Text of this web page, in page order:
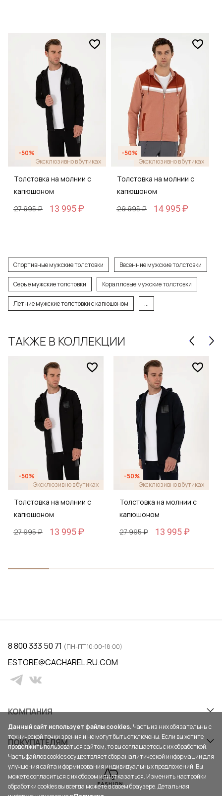
-50%
Эксклюзивно в бутиках
Толстовка на молнии с
капюшоном
27 995 ₽
13 995 ₽
-50%
Эксклюзивно в бутиках
Толстовка на молнии с
капюшоном
29 995 ₽
14 995 ₽
Спортивные мужские толстовки Весенние мужские толстовки
Серые мужские толстовки Коралловые мужские толстовки
Летние мужские толстовки с капюшоном ...
ТАКЖЕ В КОЛЛЕКЦИИ
-50%
Эксклюзивно в бутиках
Толстовка на молнии с
капюшоном
27 995 ₽
13 995 ₽
-50%
Эксклюзивно в бутиках
Толстовка на молнии с
капюшоном
27 995 ₽
13 995 ₽
КОМПАНИЯ
ПОКУПАТЕЛЯМ
8 800 333 50 71 (ПН-ПТ 10:00-18:00)
ESTORE@CACHAREL.RU.COM
Данный сайт использует файлы cookies. Часть из них обязательны с
технической точки зрения и не могут быть отключены. Если вы хотите
продолжить пользоваться сайтом, то вы соглашаетесь с их обработкой.
Часть файлов cookies осуществляет сбор аналитической информации для
улучшения сайта и формирования индивидуальных предложений. Вы
можете согласиться с их сбором или отказаться. Изменить настройки
обработки cookies вы всегда можете в своем браузере. Детальная